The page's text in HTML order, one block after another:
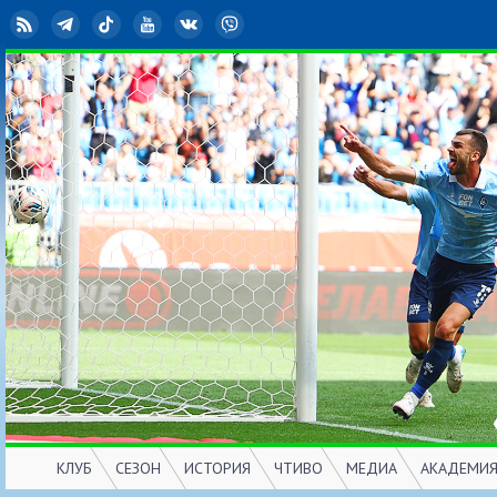
RSS TelegramTikTok YouTubeВКонтакте
КЛУБ
СЕЗОН
ИСТОРИЯ
ЧТИВО
МЕДИА
АКАДЕМИЯ